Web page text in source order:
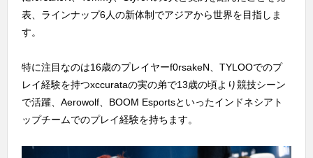
表、ラインナップ6人の新体制でアジアから世界を目指しま
す。
特に注目なのは16歳のプレイヤーf0rsakeN、TYLOOでのプ
レイ経験を持つxccurataの実の弟で13歳の頃より競技シーン
で活躍、Aerowolf、BOOM Esportsといったインドネシアト
ップチームでのプレイ経験を持ちます。